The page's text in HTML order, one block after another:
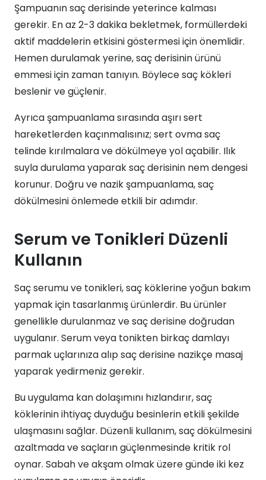
Şampuanın saç derisinde yeterince kalması
gerekir. En az 2-3 dakika bekletmek, formüllerdeki
aktif maddelerin etkisini göstermesi için önemlidir.
Hemen durulamak yerine, saç derisinin ürünü
emmesi için zaman tanıyın. Böylece saç kökleri
beslenir ve güçlenir.
Ayrıca şampuanlama sırasında aşırı sert
hareketlerden kaçınmalısınız; sert ovma saç
telinde kırılmalara ve dökülmeye yol açabilir. Ilık
suyla durulama yaparak saç derisinin nem dengesi
korunur. Doğru ve nazik şampuanlama, saç
dökülmesini önlemede etkili bir adımdır.
Serum ve Tonikleri Düzenli
Kullanın
Saç serumu ve tonikleri, saç köklerine yoğun bakım
yapmak için tasarlanmış ürünlerdir. Bu ürünler
genellikle durulanmaz ve saç derisine doğrudan
uygulanır. Serum veya tonikten birkaç damlayı
parmak uçlarınıza alıp saç derisine nazikçe masaj
yaparak yedirmeniz gerekir.
Bu uygulama kan dolaşımını hızlandırır, saç
köklerinin ihtiyaç duyduğu besinlerin etkili şekilde
ulaşmasını sağlar. Düzenli kullanım, saç dökülmesini
azaltmada ve saçların güçlenmesinde kritik rol
oynar. Sabah ve akşam olmak üzere günde iki kez